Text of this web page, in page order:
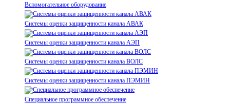
Вспомогательное оборудование
Системы оценки защищенности канала АВАК
Системы оценки защищенности канала АЭП
Системы оценки защищенности канала ВОЛС
Системы оценки защищенности канала ПЭМИН
Специальное программное обеспечение